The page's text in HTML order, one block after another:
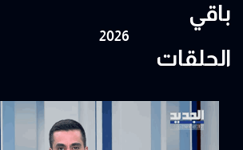
باقي
الحلقات